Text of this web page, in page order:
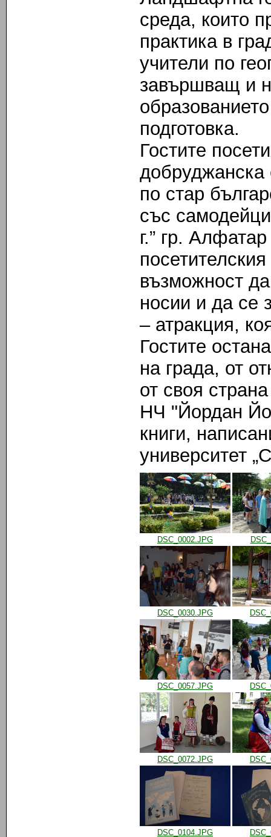
среда, които
практикав
учители по
завършващ и
подготовка.
Гостите
по стар
със
г.” гр.
възможност
носии и да се
– атракция,
Гостите
на града, от
от своя
НЧ "Йордан
книги,
университет
DSC_0002.JPG
DSC_0030.JPG
DSC_0057.JPG
DSC_0072.JPG
DSC_0104.JPG